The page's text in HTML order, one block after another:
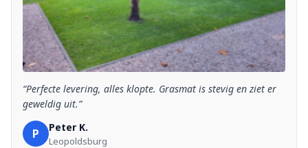
“Perfecte levering, alles klopte. Grasmat is stevig en ziet er
geweldig uit.”
P Peter K.
Leopoldsburg